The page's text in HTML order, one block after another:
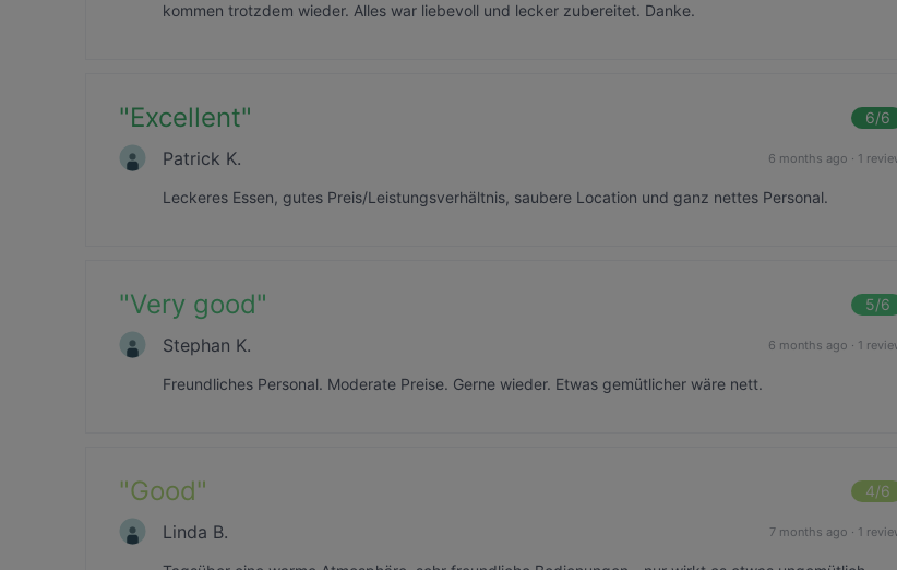
kommen trotzdem wieder. Alles war liebevoll und lecker zubereitet. Danke.
"Excellent" 6/6
Patrick K. 6 months ago · 1
Leckeres Essen, gutes Preis/Leistungsverhältnis, saubere Location und ganz nettes Personal.
"Very good" 5/6
Stephan K. 6 months ago · 1
Freundliches Personal. Moderate Preise. Gerne wieder. Etwas gemütlicher wäre nett.
"Good" 4/6
Linda B. 7 months ago · 1